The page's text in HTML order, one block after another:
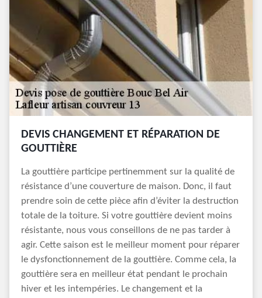
DEVIS CHANGEMENT ET RÉPARATION DE
GOUTTIÈRE
La gouttière participe pertinemment sur la qualité de
résistance d’une couverture de maison. Donc, il faut
prendre soin de cette pièce afin d’éviter la destruction
totale de la toiture. Si votre gouttière devient moins
résistante, nous vous conseillons de ne pas tarder à
agir. Cette saison est le meilleur moment pour réparer
le dysfonctionnement de la gouttière. Comme cela, la
gouttière sera en meilleur état pendant le prochain
hiver et les intempéries. Le changement et la